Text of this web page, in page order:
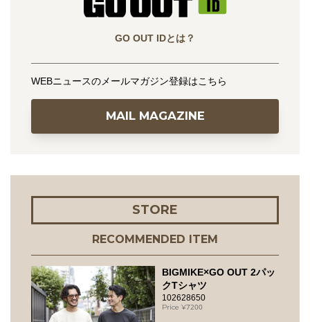
GO OUT IDとは？
WEBニュースのメールマガジン登録はこちら
MAIL MAGAZINE
STORE
RECOMMENDED ITEM
BIGMIKE×GO OUT 2パッ
クTシャツ
102628650
7200